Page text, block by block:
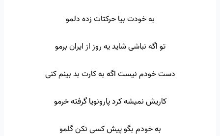
به خودت بیا حرکتات زده دلمو
تو اگه نباشی شاید یه روز از ایران برمو
دست خودم نیست اگه به کارت بد بینم کنی
کاریش نمیشه کرد پارونویا گرفته خرمو
به خودم بگو پیش کسی نکن گلمو